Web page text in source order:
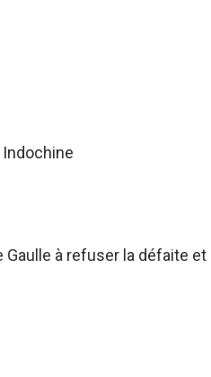
à refuser la défaite